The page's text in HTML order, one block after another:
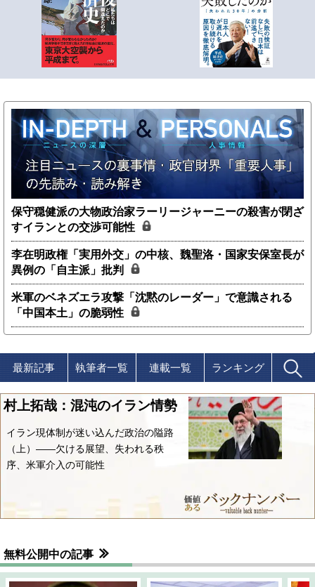
保守穏健派の大物政治家ラーリージャーニーの殺害が閉ざ
すイランとの交渉可能性
李在明政権「実用外交」の中核、魏聖洛・国家安保室長が
異例の「自主派」批判
米軍のベネズエラ攻撃「沈黙のレーダー」で意識される
「中国本土」の脆弱性
最新記事 執筆者一覧 連載一覧 ランキング
村上拓哉：混沌のイラン情勢
イラン現体制が迷い込んだ政治の隘路
（上）――欠ける展望、失われる秩
序、米軍介入の可能性
無料公開中の記事